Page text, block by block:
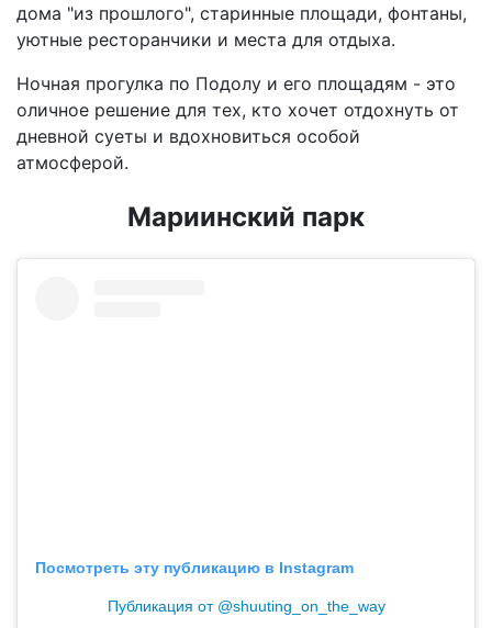
дома "из прошлого", старинные площади, фонтаны,
уютные ресторанчики и места для отдыха.
Ночная прогулка по Подолу и его площадям - это
оличное решение для тех, кто хочет отдохнуть от
дневной суеты и вдохновиться особой
атмосферой.
Мариинский парк
Посмотреть эту публикацию в Instagram
Публикация от @shuuting_on_the_way